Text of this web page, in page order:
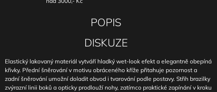
POPIS
DISKUZE
Elastický lakovaný materiál vytváří hladký wet-look efekt a elegantně obepíná
křivky. Přední šněrování v motivu obráceného kříže přitahuje pozornost a
zadní šněrování umožní doladit obvod i tvarování podle postavy. Střih brazilky
zvýrazní linii boků a opticky prodlouží nohy, zatímco praktické zapínání v kroku